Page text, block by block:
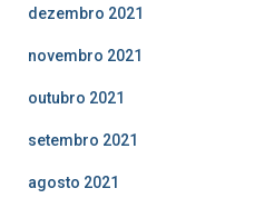
dezembro 2021
novembro 2021
outubro 2021
setembro 2021
agosto 2021